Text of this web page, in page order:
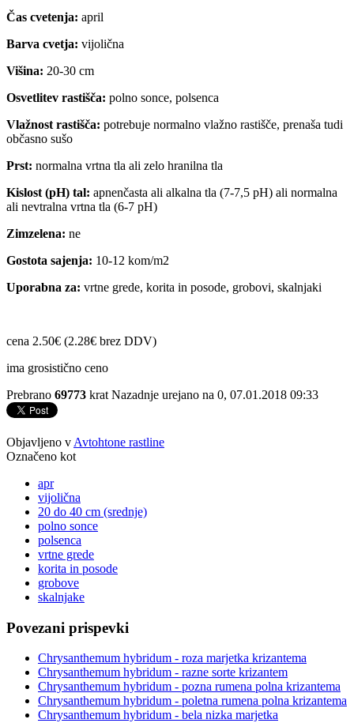
Čas cvetenja: april
Barva cvetja: vijolična
Višina: 20-30 cm
Osvetlitev rastišča: polno sonce, polsenca
Vlažnost rastišča: potrebuje normalno vlažno rastišče, prenaša tudi
občasno sušo
Prst: normalna vrtna tla ali zelo hranilna tla
Kislost (pH) tal: apnenčasta ali alkalna tla (7-7,5 pH) ali normalna
ali nevtralna vrtna tla (6-7 pH)
Zimzelena: ne
Gostota sajenja: 10-12 kom/m2
Uporabna za: vrtne grede, korita in posode, grobovi, skalnjaki
cena 2.50€ (2.28€ brez DDV)
ima grosistično ceno
Prebrano 69773 krat Nazadnje urejano na 0, 07.01.2018 09:33
Objavljeno v Avtohtone rastline
Označeno kot
apr
vijolična
20 do 40 cm (srednje)
polno sonce
polsenca
vrtne grede
korita in posode
grobove
skalnjake
Povezani prispevki
Chrysanthemum hybridum - roza marjetka krizantema
Chrysanthemum hybridum - razne sorte krizantem
Chrysanthemum hybridum - pozna rumena polna krizantema
Chrysanthemum hybridum - poletna rumena polna krizantema
Chrysanthemum hybridum - bela nizka marjetka